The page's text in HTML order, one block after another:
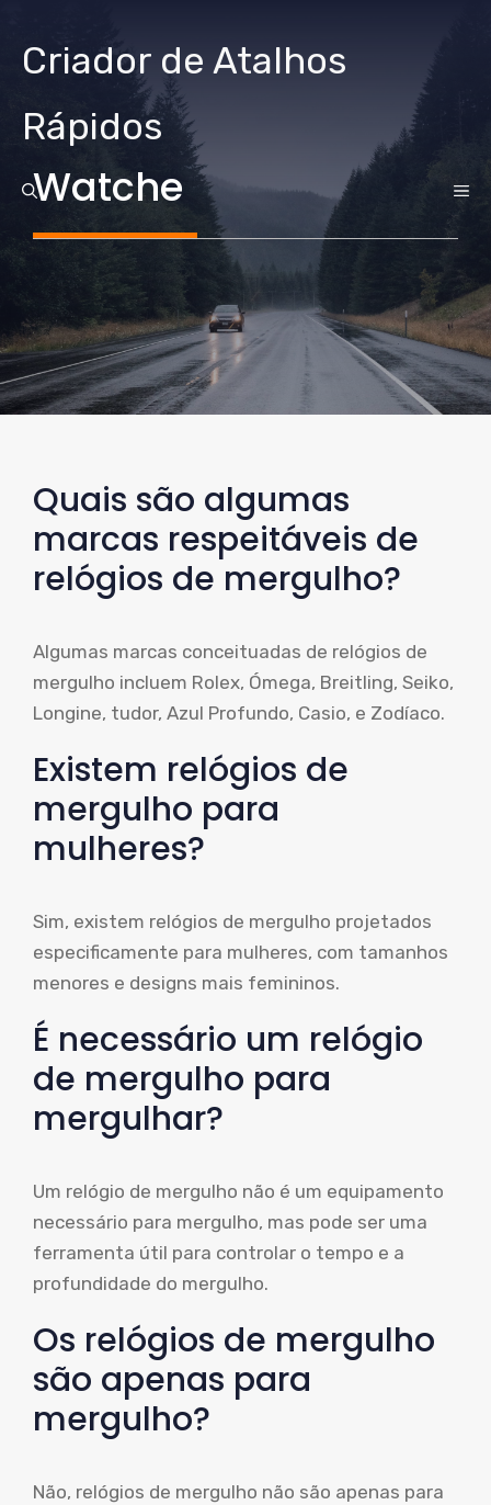
para
conteúdo
Criador de Atalhos
Rápidos
Watche
Quais são algumas
marcas respeitáveis ​​de
relógios de mergulho?
Algumas marcas conceituadas de relógios de
mergulho incluem Rolex, Ómega, Breitling, Seiko,
Longine, tudor, Azul Profundo, Casio, e Zodíaco.
Existem relógios de
mergulho para
mulheres?
Sim, existem relógios de mergulho projetados
especificamente para mulheres, com tamanhos
menores e designs mais femininos.
É necessário um relógio
de mergulho para
mergulhar?
Um relógio de mergulho não é um equipamento
necessário para mergulho, mas pode ser uma
ferramenta útil para controlar o tempo e a
profundidade do mergulho.
Os relógios de mergulho
são apenas para
mergulho?
Não, relógios de mergulho não são apenas para